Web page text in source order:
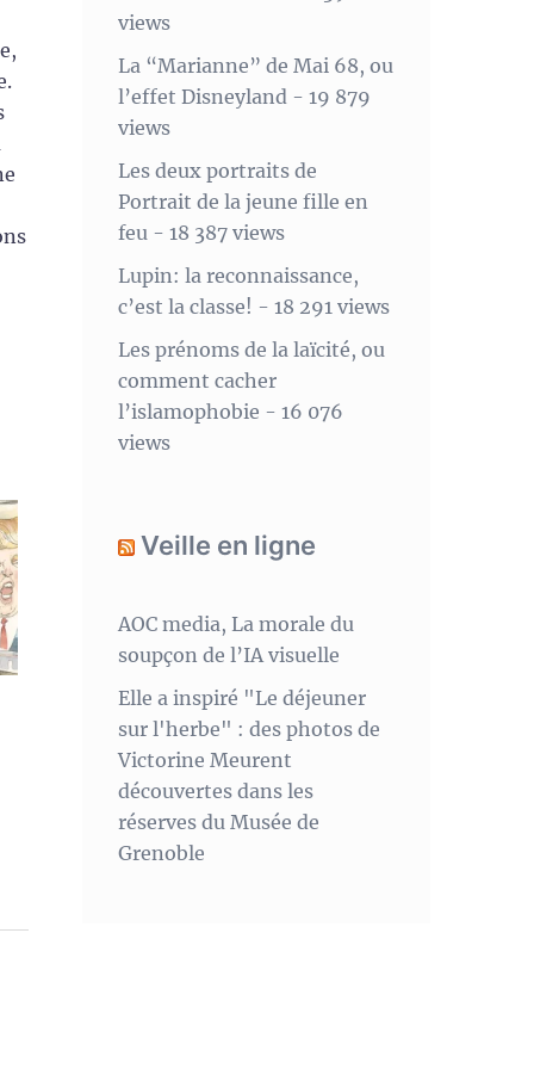
views
La “Marianne” de Mai 68, ou
l’effet Disneyland - 19 879
views
Les deux portraits de
Portrait de la jeune fille en
feu - 18 387 views
Lupin: la reconnaissance,
c’est la classe! - 18 291 views
Les prénoms de la laïcité, ou
comment cacher
l’islamophobie - 16 076
views
Veille en ligne
AOC media, La morale du
soupçon de l’IA visuelle
Elle a inspiré "Le déjeuner
sur l'herbe" : des photos de
Victorine Meurent
découvertes dans les
réserves du Musée de
Grenoble